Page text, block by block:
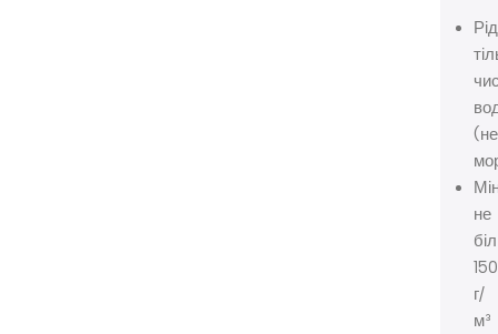
(не
не
г/
м³